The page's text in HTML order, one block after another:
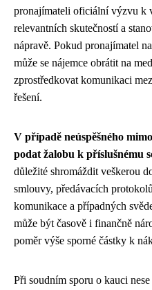
pronajímateli oficiální výzvu k
relevantních skutečností a
nápravě. Pokud pronajímatel
může se nájemce obrátit na
zprostředkovat komunikaci
řešení.
V případě neúspěšného
podat žalobu k příslušnému
důležité shromáždit veškerou
smlouvy, předávacích
komunikace a případných
může být časově i finančně
poměr výše sporné částky k
Při soudním sporu o kauci